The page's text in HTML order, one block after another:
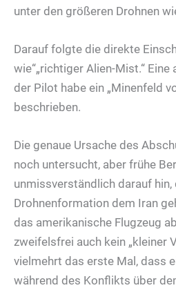
unter den größeren Drohnen
Darauf folgte die direkte
wie“„richtiger Alien-Mist.“ Eine
der Pilot habe ein „Minenfeld
beschrieben.
Die genaue Ursache des
noch untersucht, aber frühe
unmissverständlich darauf hin,
Drohnenformation dem Iran
das amerikanische Flugzeug
zweifelsfrei auch kein „kleiner
vielmehrt das erste Mal, dass
während des Konflikts über